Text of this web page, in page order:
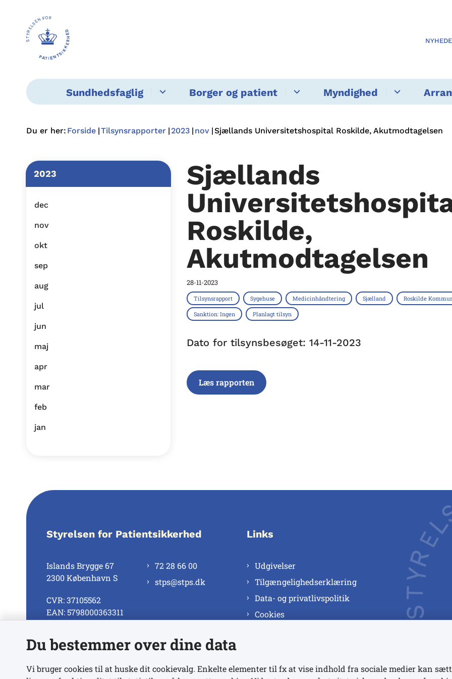
Sundhedsfaglig Borger og patient Myndighed
Du er her: Forside Tilsynsrapporter 2023 nov Sjællands Universitetshospital Roskilde, Akutmodtagelsen
2023
dec
nov
okt
sep
aug
jul
jun
maj
apr
mar
feb
jan
Sjællands
Roskilde,
Akutmodtagelsen
28-11-2023
Tilsynsrapport Sygehuse Medicinhåndtering Sjælland Roskilde
Sanktion: Ingen Planlagt tilsyn
Dato for tilsynsbesøget: 14-11-2023
Læs rapporten
Styrelsen for Patientsikkerhed
Islands Brygge 67
2300 København S
CVR: 37105562
EAN: 5798000363311
72 28 66 00
stps@stps.dk
Se alle kontaktnumre
Links
Udgivelser
Tilgængelighedserklæring
Data- og privatlivspolitik
Cookies
Du bestemmer over dine data
Vi bruger cookies til at huske dit cookievalg. Enkelte elementer til fx at vise indhold fra sociale medier kan